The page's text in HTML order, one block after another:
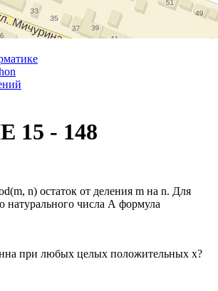
15 - 148
n) остаток от деления m на n. Для
натурального числа А формула
при любых целых положительных х?